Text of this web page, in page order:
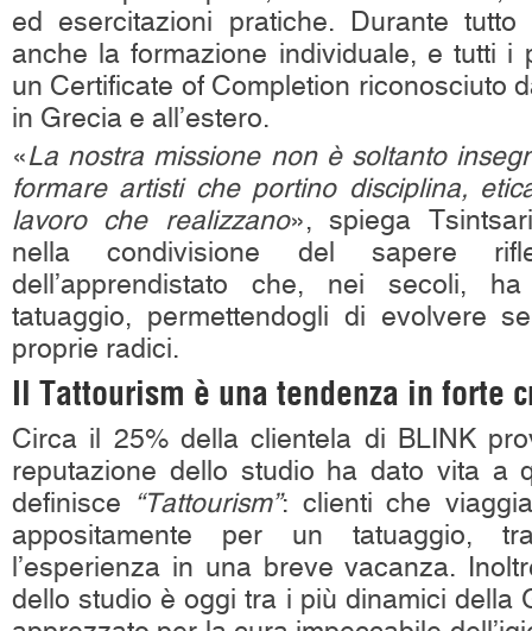
ed esercitazioni pratiche. Durante tutto
anche la formazione individuale, e tutti i
un Certificate of Completion riconosciuto
in Grecia e all’estero.
«La nostra missione non è soltanto
formare artisti che portino disciplina,
lavoro che realizzano», spiega
nella condivisione del sapere
dell’apprendistato che, nei secoli,
tatuaggio, permettendogli di evolvere
proprie radici.
Il Tattourism è una tendenza in forte
Circa il 25% della clientela di BLINK
reputazione dello studio ha dato vita a
definisce “Tattourism”: clienti che
appositamente per un tatuaggio,
l’esperienza in una breve vacanza.
dello studio è oggi tra i più dinamici della